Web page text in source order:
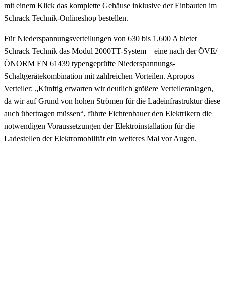
mit einem Klick das komplette Gehäuse inklusive der Einbauten im
Schrack Technik-Onlineshop bestellen.
Für Niederspannungsverteilungen von 630 bis 1.600 A bietet
Schrack Technik das Modul 2000TT-System – eine nach der ÖVE/
ÖNORM EN 61439 typengeprüfte Niederspannungs-
Schaltgerätekombination mit zahlreichen Vorteilen. Apropos
Verteiler: „Künftig erwarten wir deutlich größere Verteileranlagen,
da wir auf Grund von hohen Strömen für die Ladeinfrastruktur diese
auch übertragen müssen“, führte Fichtenbauer den Elektrikern die
notwendigen Voraussetzungen der Elektroinstallation für die
Ladestellen der Elektromobilität ein weiteres Mal vor Augen.